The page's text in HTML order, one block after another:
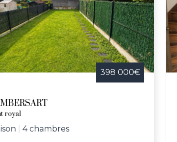
398 000€
royal
4 chambres